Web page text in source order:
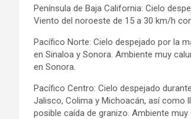
Península de Baja California: Cielo
Viento del noroeste de 15 a 30 km/h
Pacífico Norte: Cielo despejado por la
en Sinaloa y Sonora. Ambiente muy
en Sonora.
Pacífico Centro: Cielo despejado
Jalisco, Colima y Michoacán, así como
posible caída de granizo. Ambiente